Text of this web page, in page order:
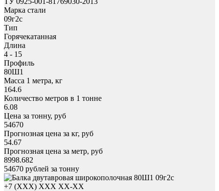
Марка стали
09г2с
Тип
Горячекатанная
Длина
4 - 15
Профиль
80Ш1
Масса 1 метра, кг
164.6
Количество метров в 1 тонне
6.08
Цена за тонну, руб
54670
Прогнозная цена за кг, руб
54.67
Прогнозная цена за метр, руб
8998.682
54670 рублей за тонну
+7 (XXX) ХХХ ХХ-ХХ